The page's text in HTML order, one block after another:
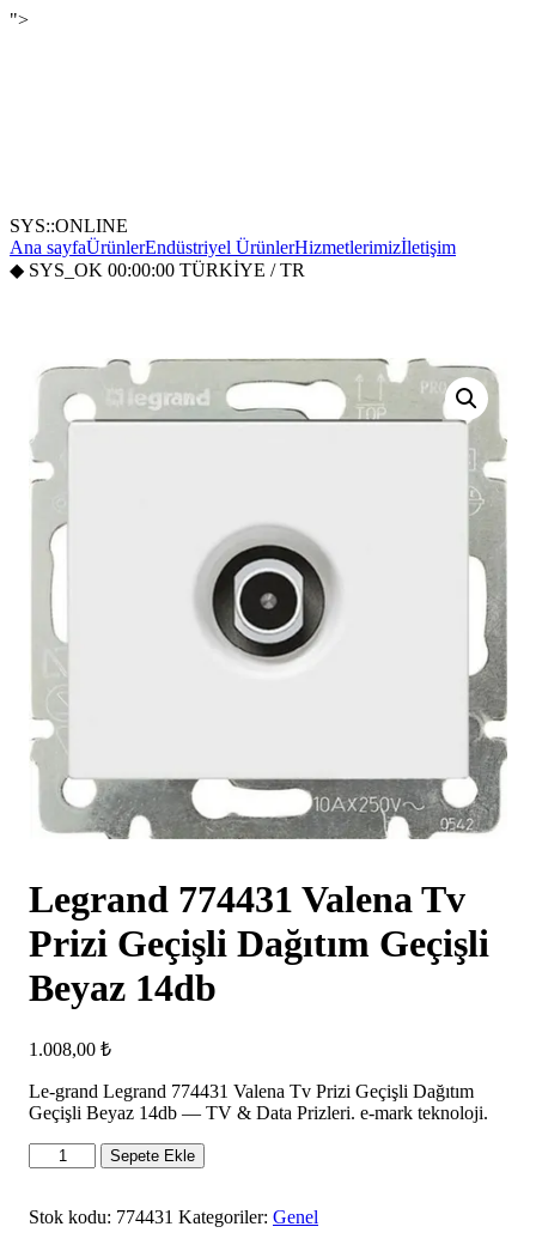
">
SYS::ONLINE
Ana sayfaÜrünlerEndüstriyel ÜrünlerHizmetlerimizİletişim
◆ SYS_OK 00:00:00 TÜRKİYE / TR
Legrand 774431 Valena Tv
Prizi Geçişli Dağıtım Geçişli
Beyaz 14db
1.008,00 ₺
Le-grand Legrand 774431 Valena Tv Prizi Geçişli Dağıtım
Geçişli Beyaz 14db — TV & Data Prizleri. e-mark teknoloji.
Legrand
774431
Tv
Sepete Ekle
Stok kodu: 774431 Kategoriler: Genel